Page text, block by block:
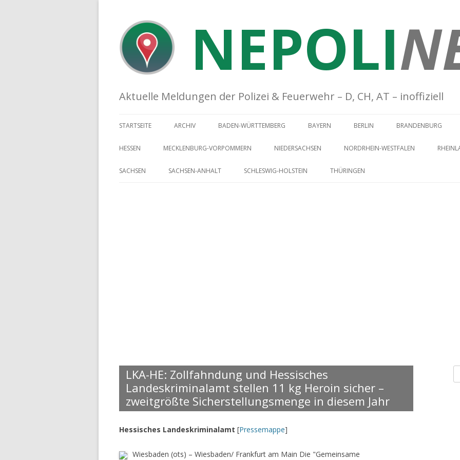
NEPOLI
Aktuelle Meldungen der Polizei & Feuerwehr – D, CH, AT – inoffiziell
STARTSEITE ARCHIV BADEN-WÜRTTEMBERG BAYERN BERLIN BRANDENBURG
HESSEN MECKLENBURG-VORPOMMERN NIEDERSACHSEN NORDRHEIN-WESTFALEN
SACHSEN SACHSEN-ANHALT SCHLESWIG-HOLSTEIN THÜRINGEN
LKA-HE: Zollfahndung und Hessisches
Landeskriminalamt stellen 11 kg Heroin sicher –
zweitgrößte Sicherstellungsmenge in diesem Jahr
Hessisches Landeskriminalamt [Pressemappe]
Wiesbaden (ots) – Wiesbaden/ Frankfurt am Main Die "Gemeinsame